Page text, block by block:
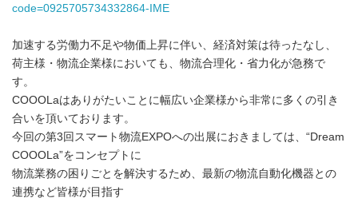
code=0925705734332864-IME
加速する労働力不足や物価上昇に伴い、経済対策は待ったなし、
荷主様・物流企業様においても、物流合理化・省力化が急務で
す。
COOOLaはありがたいことに幅広い企業様から非常に多くの引き
合いを頂いております。
今回の第3回スマート物流EXPOへの出展におきましては、“Dream
COOOLa”をコンセプトに
物流業務の困りごとを解決するため、最新の物流自動化機器との
連携など皆様が目指す